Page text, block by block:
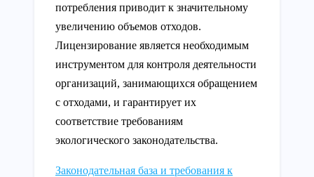
потребления приводит к значительному
увеличению объемов отходов.
Лицензирование является необходимым
инструментом для контроля деятельности
организаций, занимающихся обращением
с отходами, и гарантирует их
соответствие требованиям
экологического законодательства.
Законодательная база и требования к